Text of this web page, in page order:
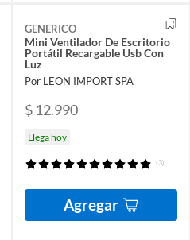
GENERICO
Mini Ventilador De Escritorio
Portátil Recargable Usb Con
Luz
Por LEON IMPORT SPA
$ 12.990
Llega hoy
(3)
Agregar